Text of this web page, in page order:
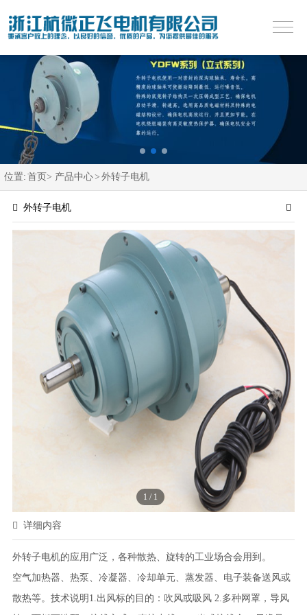
位置: 首页> 产品中心> 外转子电机
外转子电机
1 / 1
详细内容
外转子电机的应用广泛，各种散热、旋转的工业场合会用到。
空气加热器、热泵、冷凝器、冷却单元、蒸发器、电子装备送风或
散热等。技术说明1.出风标的目的：吹风或吸风 2.多种网罩，导风